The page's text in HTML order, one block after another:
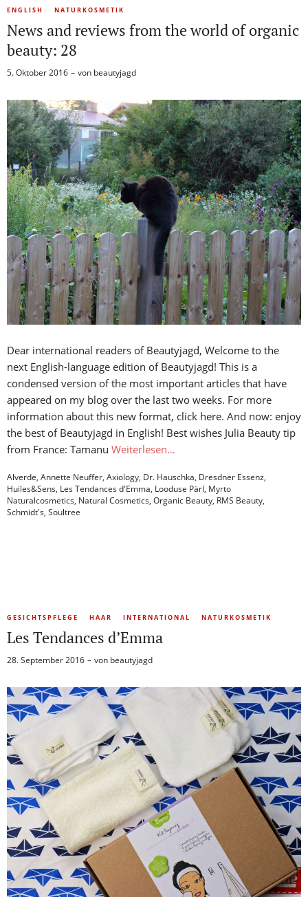
ENGLISH NATURKOSMETIK
News and reviews from the world of organic
beauty: 28
5. Oktober 2016 von beautyjagd
Dear international readers of Beautyjagd, Welcome to the
next English-language edition of Beautyjagd! This is a
condensed version of the most important articles that have
appeared on my blog over the last two weeks. For more
information about this new format, click here. And now: enjoy
the best of Beautyjagd in English! Best wishes Julia Beauty tip
from France: Tamanu Weiterlesen…
Alverde, Annette Neuffer, Axiology, Dr. Hauschka, Dresdner Essenz,
Huiles&Sens, Les Tendances d'Emma, Looduse Pärl, Myrto
Naturalcosmetics, Natural Cosmetics, Organic Beauty, RMS Beauty,
Schmidt's, Soultree
GESICHTSPFLEGE HAAR INTERNATIONAL NATURKOSMETIK
Les Tendances d’Emma
28. September 2016 von beautyjagd